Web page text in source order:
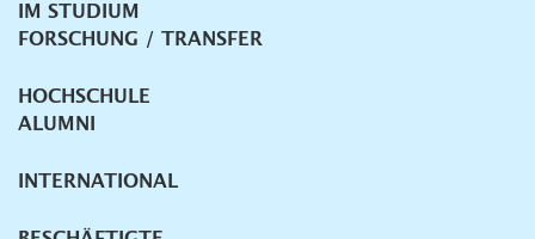
IM STUDIUM
FORSCHUNG / TRANSFER
HOCHSCHULE
ALUMNI
INTERNATIONAL